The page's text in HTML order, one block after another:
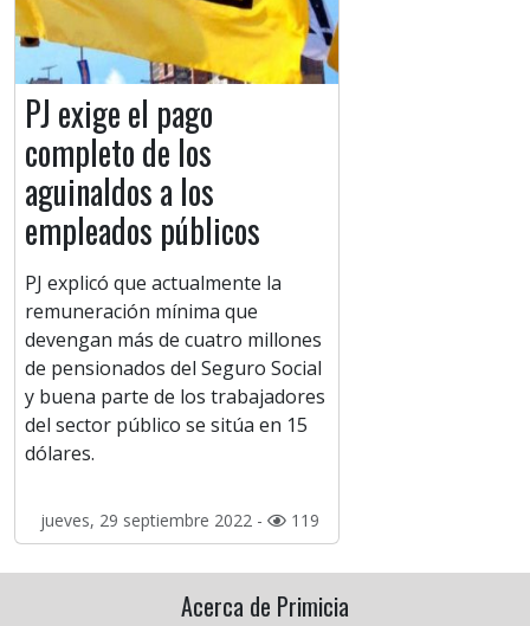
PJ exige el pago
completo de los
aguinaldos a los
empleados públicos
PJ explicó que actualmente la
remuneración mínima que
devengan más de cuatro millones
de pensionados del Seguro Social
y buena parte de los trabajadores
del sector público se sitúa en 15
dólares.
jueves, 29 septiembre 2022 - 119
Acerca de Primicia